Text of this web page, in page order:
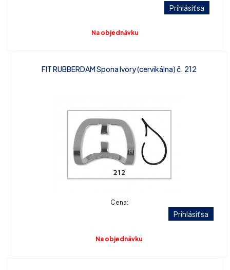
Prihlásiť sa
Na objednávku
FIT RUBBERDAM Spona Ivory (cervikálna) č. 212
Cena:
Prihlásiť sa
Na objednávku